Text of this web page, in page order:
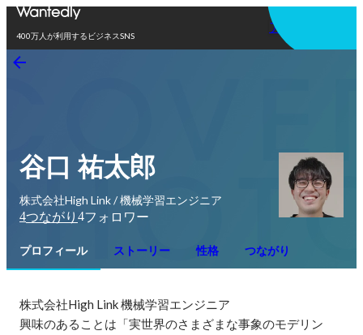
400万人が利用するビジネスSNS
アプリを使う
谷口 祐太郎
株式会社High Link / 機械学習エンジニア
4つながり 4フォロワー
プロフィール ストーリー 性格 つながり
株式会社High Link 機械学習エンジニア
興味のあることは「実世界のさまざまな事象のモデリン